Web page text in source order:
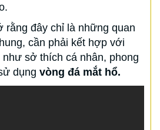
rằng đây chỉ là những quan
cần phải kết hợp với
sở thích cá nhân, phong
dụng vòng đá mắt hổ.